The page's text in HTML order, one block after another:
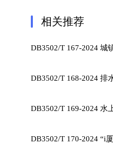
相关推荐
DB3502/T 167-2024 城
DB3502/T 168-2024 排
DB3502/T 169-2024 水
DB3502/T 170-2024 “i